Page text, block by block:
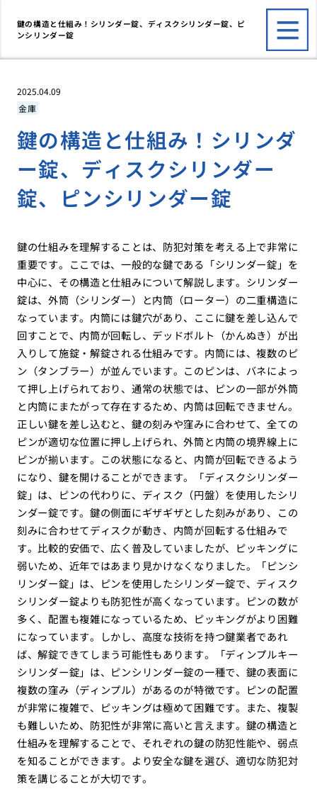
鍵の構造と仕組み！シリンダー錠、ディスクシリンダー錠、ピ
ンシリンダー錠
2025.04.09
金庫
鍵の構造と仕組み！シリンダ
ー錠、ディスクシリンダー
錠、ピンシリンダー錠
鍵の仕組みを理解することは、防犯対策を考える上で非常に
重要です。ここでは、一般的な鍵である「シリンダー錠」を
中心に、その構造と仕組みについて解説します。シリンダー
錠は、外筒（シリンダー）と内筒（ローター）の二重構造に
なっています。内筒には鍵穴があり、ここに鍵を差し込んで
回すことで、内筒が回転し、デッドボルト（かんぬき）が出
入りして施錠・解錠される仕組みです。内筒には、複数のピ
ン（タンブラー）が並んでいます。このピンは、バネによっ
て押し上げられており、通常の状態では、ピンの一部が外筒
と内筒にまたがって存在するため、内筒は回転できません。
正しい鍵を差し込むと、鍵の刻みや窪みに合わせて、全ての
ピンが適切な位置に押し上げられ、外筒と内筒の境界線上に
ピンが揃います。この状態になると、内筒が回転できるよう
になり、鍵を開けることができます。「ディスクシリンダー
錠」は、ピンの代わりに、ディスク（円盤）を使用したシリ
ンダー錠です。鍵の側面にギザギザとした刻みがあり、この
刻みに合わせてディスクが動き、内筒が回転する仕組みで
す。比較的安価で、広く普及していましたが、ピッキングに
弱いため、近年ではあまり見かけなくなりました。「ピンシ
リンダー錠」は、ピンを使用したシリンダー錠で、ディスク
シリンダー錠よりも防犯性が高くなっています。ピンの数が
多く、配置も複雑になっているため、ピッキングがより困難
になっています。しかし、高度な技術を持つ鍵業者であれ
ば、解錠できてしまう可能性もあります。「ディンプルキー
シリンダー錠」は、ピンシリンダー錠の一種で、鍵の表面に
複数の窪み（ディンプル）があるのが特徴です。ピンの配置
が非常に複雑で、ピッキングは極めて困難です。また、複製
も難しいため、防犯性が非常に高いと言えます。鍵の構造と
仕組みを理解することで、それぞれの鍵の防犯性能や、弱点
を知ることができます。より安全な鍵を選び、適切な防犯対
策を講じることが大切です。